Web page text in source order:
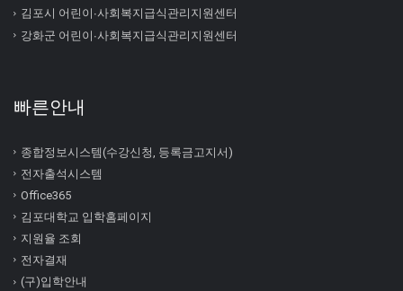
김포시 어린이∙사회복지급식관리지원센터
강화군 어린이∙사회복지급식관리지원센터
빠른안내
종합정보시스템(수강신청, 등록금고지서)
전자출석시스템
Office365
김포대학교 입학홈페이지
지원율 조회
전자결재
(구)입학안내